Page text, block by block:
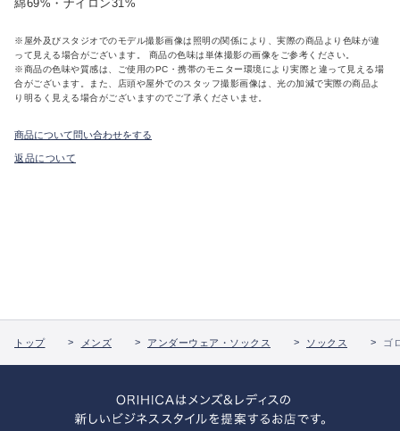
綿69%・ナイロン31%
※屋外及びスタジオでのモデル撮影画像は照明の関係により、実際の商品より色味が違
って見える場合がございます。 商品の色味は単体撮影の画像をご参考ください。
※商品の色味や質感は、ご使用のPC・携帯のモニター環境により実際と違って見える場
合がございます。また、店頭や屋外でのスタッフ撮影画像は、光の加減で実際の商品よ
り明るく見える場合がございますのでご了承くださいませ。
商品について問い合わせをする
返品について
トップ メンズ アンダーウェア・ソックス ソックス ゴ